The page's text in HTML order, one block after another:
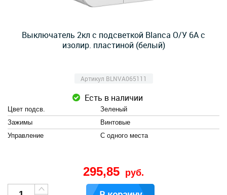
Выключатель 2кл с подсветкой Blanca О/У 6А с
изолир. пластиной (белый)
Артикул BLNVA065111
Есть в наличии
Цвет подсв.
Зеленый
Зажимы
Винтовые
Управление
С одного места
295,85 руб.